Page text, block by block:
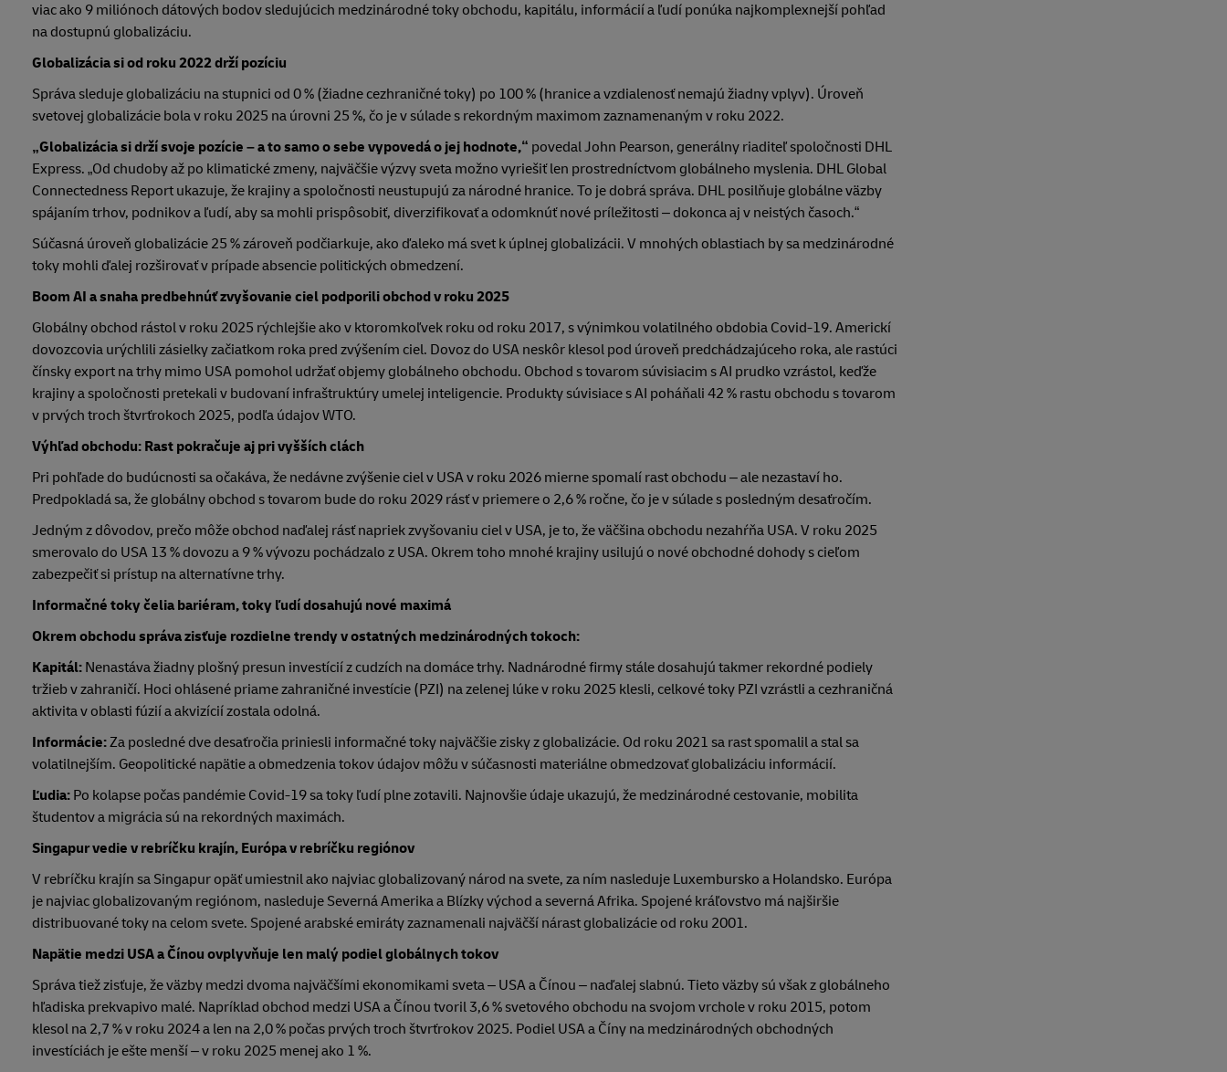
viac ako 9 miliónoch dátových bodov sledujúcich medzinárodné toky obchodu, kapitálu, informácií a ľudí ponúka najkomplexnejší pohľad
na dostupnú globalizáciu.
Globalizácia si od roku 2022 drží pozíciu
Správa sleduje globalizáciu na stupnici od 0 % (žiadne cezhraničné toky) po 100 % (hranice a vzdialenosť nemajú žiadny vplyv). Úroveň
svetovej globalizácie bola v roku 2025 na úrovni 25 %, čo je v súlade s rekordným maximom zaznamenaným v roku 2022.
„Globalizácia si drží svoje pozície – a to samo o sebe vypovedá o jej hodnote,“ povedal John Pearson, generálny riaditeľ spoločnosti DHL
Express. „Od chudoby až po klimatické zmeny, najväčšie výzvy sveta možno vyriešiť len prostredníctvom globálneho myslenia. DHL Global
Connectedness Report ukazuje, že krajiny a spoločnosti neustupujú za národné hranice. To je dobrá správa. DHL posilňuje globálne väzby
spájaním trhov, podnikov a ľudí, aby sa mohli prispôsobiť, diverzifikovať a odomknúť nové príležitosti – dokonca aj v neistých časoch.“
Súčasná úroveň globalizácie 25 % zároveň podčiarkuje, ako ďaleko má svet k úplnej globalizácii. V mnohých oblastiach by sa medzinárodné
toky mohli ďalej rozširovať v prípade absencie politických obmedzení.
Boom AI a snaha predbehnúť zvyšovanie ciel podporili obchod v roku 2025
Globálny obchod rástol v roku 2025 rýchlejšie ako v ktoromkoľvek roku od roku 2017, s výnimkou volatilného obdobia Covid-19. Americkí
dovozcovia urýchlili zásielky začiatkom roka pred zvýšením ciel. Dovoz do USA neskôr klesol pod úroveň predchádzajúceho roka, ale rastúci
čínsky export na trhy mimo USA pomohol udržať objemy globálneho obchodu. Obchod s tovarom súvisiacim s AI prudko vzrástol, keďže
krajiny a spoločnosti pretekali v budovaní infraštruktúry umelej inteligencie. Produkty súvisiace s AI poháňali 42 % rastu obchodu s tovarom
v prvých troch štvrťrokoch 2025, podľa údajov WTO.
Výhľad obchodu: Rast pokračuje aj pri vyšších clách
Pri pohľade do budúcnosti sa očakáva, že nedávne zvýšenie ciel v USA v roku 2026 mierne spomalí rast obchodu – ale nezastaví ho.
Predpokladá sa, že globálny obchod s tovarom bude do roku 2029 rásť v priemere o 2,6 % ročne, čo je v súlade s posledným desaťročím.
Jedným z dôvodov, prečo môže obchod naďalej rásť napriek zvyšovaniu ciel v USA, je to, že väčšina obchodu nezahŕňa USA. V roku 2025
smerovalo do USA 13 % dovozu a 9 % vývozu pochádzalo z USA. Okrem toho mnohé krajiny usilujú o nové obchodné dohody s cieľom
zabezpečiť si prístup na alternatívne trhy.
Informačné toky čelia bariéram, toky ľudí dosahujú nové maximá
Okrem obchodu správa zisťuje rozdielne trendy v ostatných medzinárodných tokoch:
Kapitál: Nenastáva žiadny plošný presun investícií z cudzích na domáce trhy. Nadnárodné firmy stále dosahujú takmer rekordné podiely
tržieb v zahraničí. Hoci ohlásené priame zahraničné investície (PZI) na zelenej lúke v roku 2025 klesli, celkové toky PZI vzrástli a cezhraničná
aktivita v oblasti fúzií a akvizícií zostala odolná.
Informácie:Za posledné dve desaťročia priniesli informačné toky najväčšie zisky z globalizácie. Od roku 2021 sa rast spomalil a stal sa
volatilnejším. Geopolitické napätie a obmedzenia tokov údajov môžu v súčasnosti materiálne obmedzovať globalizáciu informácií.
Ľudia: Po kolapse počas pandémie Covid-19 sa toky ľudí plne zotavili. Najnovšie údaje ukazujú, že medzinárodné cestovanie, mobilita
študentov a migrácia sú na rekordných maximách.
Singapur vedie v rebríčku krajín, Európa v rebríčku regiónov
V rebríčku krajín sa Singapur opäť umiestnil ako najviac globalizovaný národ na svete, za ním nasleduje Luxembursko a Holandsko. Európa
je najviac globalizovaným regiónom, nasleduje Severná Amerika a Blízky východ a severná Afrika. Spojené kráľovstvo má najširšie
distribuované toky na celom svete. Spojené arabské emiráty zaznamenali najväčší nárast globalizácie od roku 2001.
Napätie medzi USA a Čínou ovplyvňuje len malý podiel globálnych tokov
Správa tiež zisťuje, že väzby medzi dvoma najväčšími ekonomikami sveta – USA a Čínou – naďalej slabnú. Tieto väzby sú však z globálneho
hľadiska prekvapivo malé. Napríklad obchod medzi USA a Čínou tvoril 3,6 % svetového obchodu na svojom vrchole v roku 2015, potom
klesol na 2,7 % v roku 2024 a len na 2,0 % počas prvých troch štvrťrokov 2025. Podiel USA a Číny na medzinárodných obchodných
investíciách je ešte menší – v roku 2025 menej ako 1 %.